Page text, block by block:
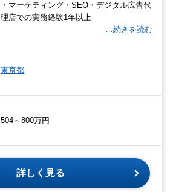
・マーケティング・SEO・デジタル広告代
理店での実務経験1年以上
…続きを読む
東京都
504～800万円
詳しく見る